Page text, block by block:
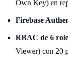
Own Key) en
Firebase
RBAC de 6
Viewer) con 20